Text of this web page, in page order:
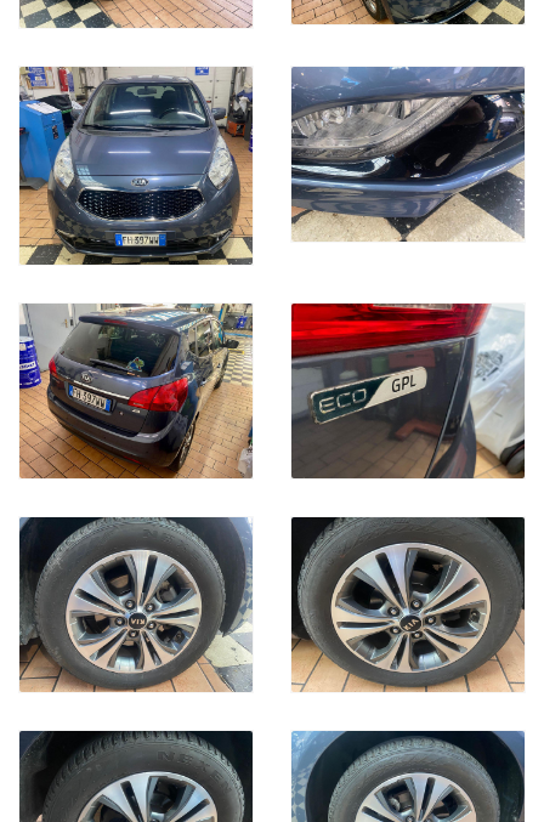
SI ACCETTANO PERMUTE
PER UNA VALUTAZIONE ON LINE PIU PRECISA POSSIBILE , VI
RICHIEDIAMO I SEGUENTI DATI DEL VOSTRO VEICOLO DA
PERMUTARE:
TARGA
MODELLO
CILINDRATA
ALIMENTAZIONE ( BENZINA, DIESEL, GPL .METANO, IBRIDA)
ANNO IMMATRICOLAZIONE
ALLESTIMENTO
CHILOMETRI PERCORSI